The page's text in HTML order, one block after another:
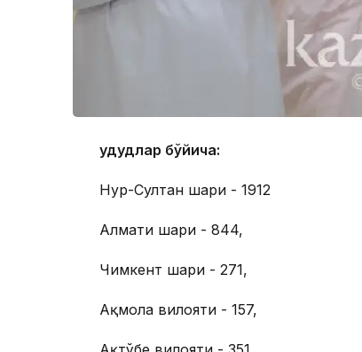
Ҳудудлар бўйича:
Нур-Султан шаҳри - 1912
Алмати шаҳри - 844,
Чимкент шаҳри - 271,
Ақмола вилояти - 157,